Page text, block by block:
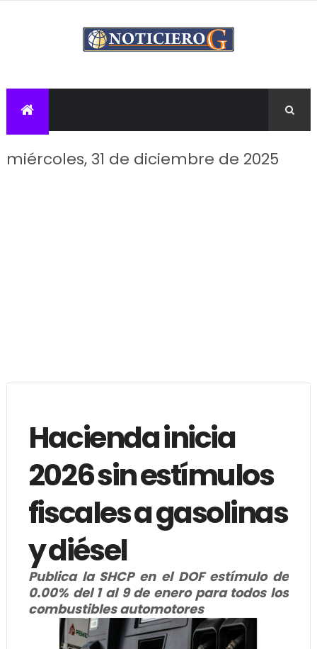
miércoles, 31 de diciembre de 2025
Hacienda inicia
2026 sin estímulos
fiscales a gasolinas
y diésel
Publica la SHCP en el DOF estímulo de
0.00% del 1 al 9 de enero para todos los
combustibles automotores